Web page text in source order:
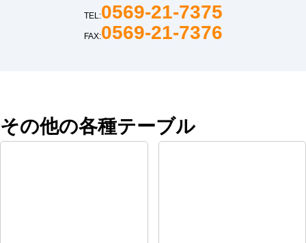
TEL:0569-21-7375
FAX:0569-21-7376
その他の各種テーブル